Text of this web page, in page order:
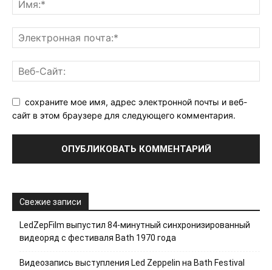
сохраните мое имя, адрес электронной почты и веб-
сайт в этом браузере для следующего комментария.
Свежие записи
LedZepFilm выпустил 84-минутный синхронизированный
видеоряд с фестиваля Bath 1970 года
Видеозапись выступления Led Zeppelin на Bath Festival